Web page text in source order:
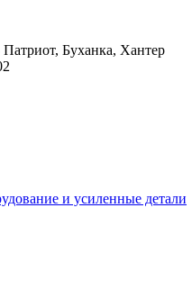
Буханка, Хантер
и усиленные детали